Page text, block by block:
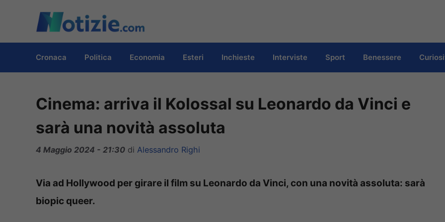
contenuto
Cronaca Politica Economia Esteri Inchieste Interviste Sport Benessere
Cinema: arriva il Kolossal su Leonardo da Vinci e
sarà una novità assoluta
4 Maggio 2024 - 21:30 di Alessandro Righi
Via ad Hollywood per girare il film su Leonardo da Vinci, con una novità assoluta: sarà
biopic queer.